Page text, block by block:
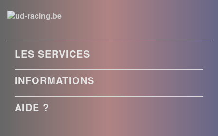
LES SERVICES
INFORMATIONS
AIDE ?